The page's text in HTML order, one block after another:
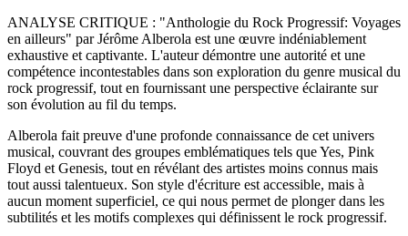
ANALYSE CRITIQUE : "Anthologie du Rock Progressif: Voyages
en ailleurs" par Jérôme Alberola est une œuvre indéniablement
exhaustive et captivante. L'auteur démontre une autorité et une
compétence incontestables dans son exploration du genre musical du
rock progressif, tout en fournissant une perspective éclairante sur
son évolution au fil du temps.
Alberola fait preuve d'une profonde connaissance de cet univers
musical, couvrant des groupes emblématiques tels que Yes, Pink
Floyd et Genesis, tout en révélant des artistes moins connus mais
tout aussi talentueux. Son style d'écriture est accessible, mais à
aucun moment superficiel, ce qui nous permet de plonger dans les
subtilités et les motifs complexes qui définissent le rock progressif.